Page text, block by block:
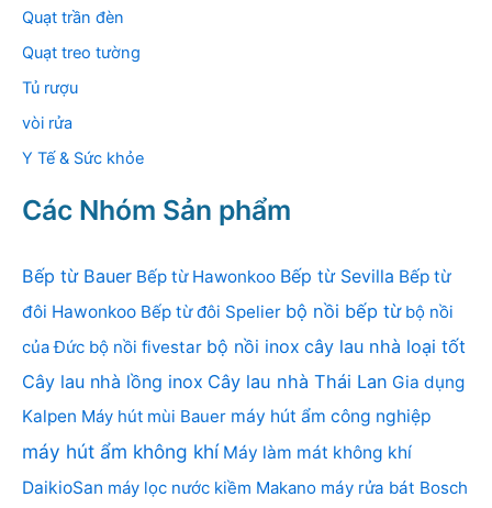
Quạt trần đèn
Quạt treo tường
Tủ rượu
vòi rửa
Y Tế & Sức khỏe
Các Nhóm Sản phẩm
Bếp từ Bauer Bếp từ Hawonkoo Bếp từ Sevilla Bếp từ
đôi Hawonkoo Bếp từ đôi Spelier bộ nồi bếp từ bộ nồi
của Đức bộ nồi fivestar bộ nồi inox cây lau nhà loại tốt
Cây lau nhà lồng inox Cây lau nhà Thái Lan Gia dụng
Kalpen Máy hút mùi Bauer máy hút ẩm công nghiệp
máy hút ẩm không khí Máy làm mát không khí
DaikioSan máy lọc nước kiềm Makano máy rửa bát Bosch